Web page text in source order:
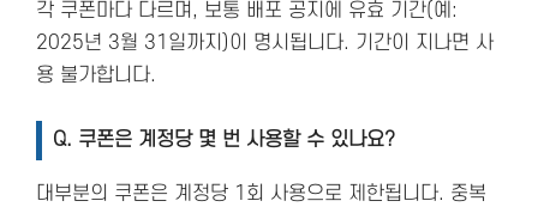
각 쿠폰마다 다르며, 보통 배포 공지에 유효 기간(예:
2025년 3월 31일까지)이 명시됩니다. 기간이 지나면 사
용 불가합니다.
Q. 쿠폰은 계정당 몇 번 사용할 수 있나요?
대부분의 쿠폰은 계정당 1회 사용으로 제한됩니다. 중복